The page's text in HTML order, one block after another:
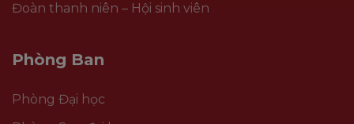
Đoàn thanh niên – Hội sinh viên
Phòng Ban
Phòng Đại học